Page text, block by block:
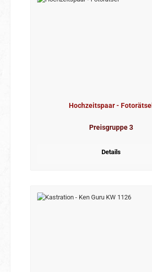
Hochzeitspaar - Fotorätsel
Preisgruppe 3
Details